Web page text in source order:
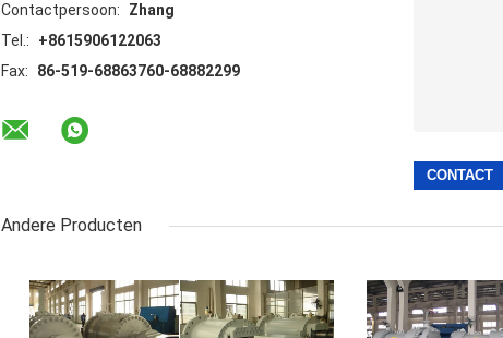
Contactpersoon:
Zhang
Tel.:
+8615906122063
Fax:
86-519-68863760-68882299
Andere Producten